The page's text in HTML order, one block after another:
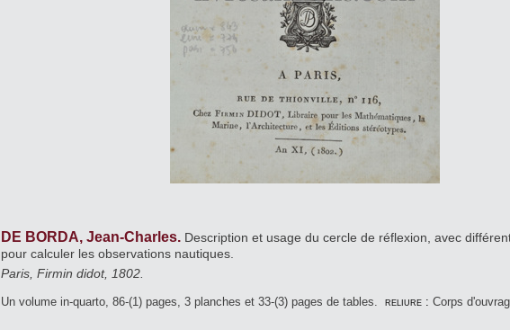
DE BORDA, Jean-Charles. Description et usage du cercle de réflexion, avec
pour calculer les observations nautiques.
Paris, Firmin didot, 1802.
Un volume in-quarto, 86-(1) pages, 3 planches et 33-(3) pages de tables. reliure : Corps